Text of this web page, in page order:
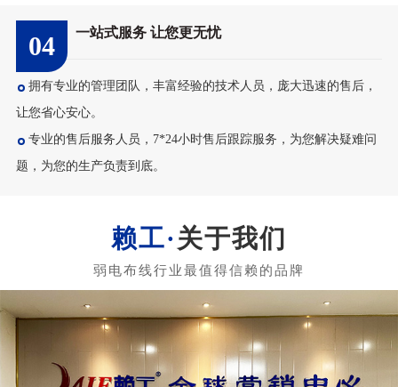
04 一站式服务 让您更无忧
拥有专业的管理团队，丰富经验的技术人员，庞大迅速的售后，
让您省心安心。
专业的售后服务人员，7*24小时售后跟踪服务，为您解决疑难问
题，为您的生产负责到底。
关于我们